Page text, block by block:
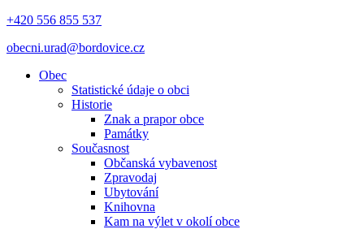
+420 556 855 537
obecni.urad@bordovice.cz
Obec
Statistické údaje o obci
Historie
Znak a prapor obce
Památky
Současnost
Občanská vybavenost
Zpravodaj
Ubytování
Knihovna
Kam na výlet v okolí obce